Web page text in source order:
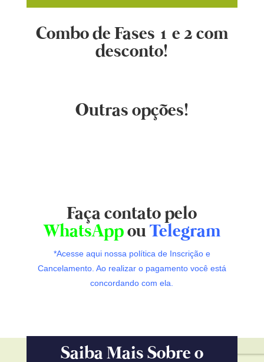
Combo de Fases 1 e 2 com
desconto!
Outras opções!
Faça contato pelo
WhatsAppouTelegram
*Acesse aqui nossa política de Inscrição e
Cancelamento. Ao realizar o pagamento você está
concordando com ela.
Saiba Mais Sobre o